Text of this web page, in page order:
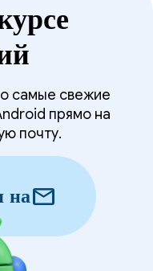
самые свежие
прямо на
почту.
наmail